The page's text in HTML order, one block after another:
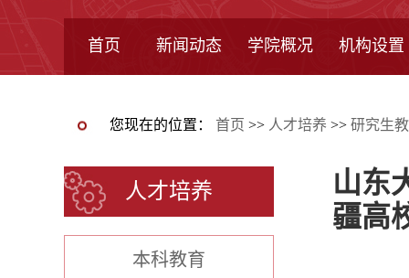
首页 新闻动态 学院概况 机构设置
您现在的位置： 首页 >> 人才培养 >> 研究生
人才培养
本科教育
山东
疆高